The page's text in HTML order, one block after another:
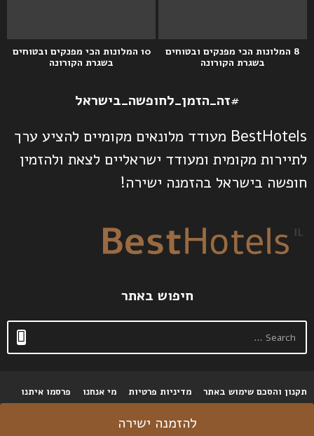
8 המלונות הכי מפנקים ובטוחים
בשגרת הקורונה
10 המלונות הכי מפנקים ובטוחים
בשגרת הקורונה
#זה_הזמן_לחופשה_בישראל
BestHotels מעודד מלונאים מקומיים להציע ערך
לתיירות מקומית ומעודד ישראליים לצאת ולהזמין
חופשה בישראל בהזמנה ישירה!
חיפוש באתר
S
a
h
f
תקנון והסכם שימוש באתר מדיניות פרטיות מי אנחנו פרסמו איתנו
להזמנה ישירה